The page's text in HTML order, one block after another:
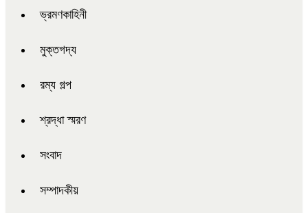
ভ্রমণকাহিনী
মুক্তগদ্য
রম্য গল্প
শ্রদ্ধা স্মরণ
সংবাদ
সম্পাদকীয়